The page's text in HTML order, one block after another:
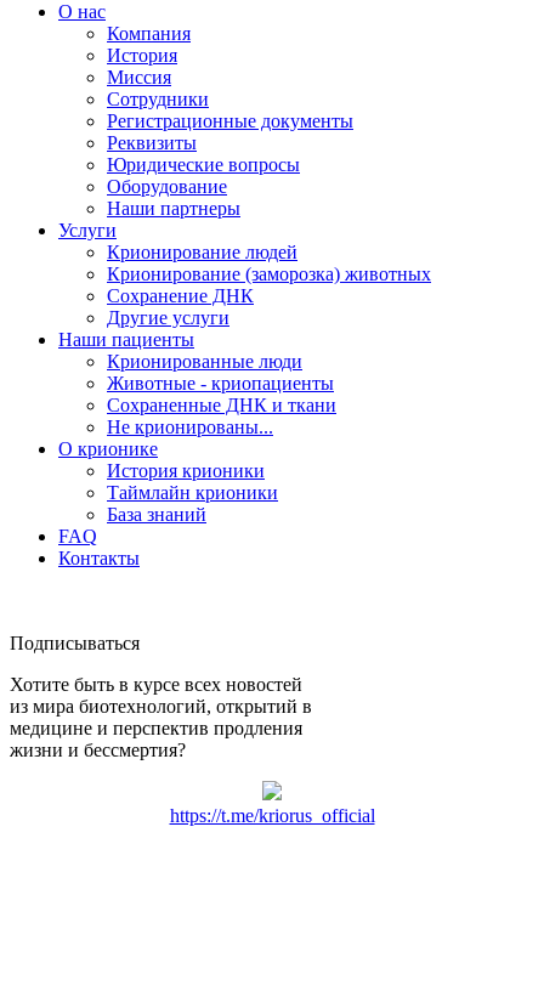
О нас
Компания
История
Миссия
Сотрудники
Регистрационные документы
Реквизиты
Юридические вопросы
Оборудование
Наши партнеры
Услуги
Крионирование людей
Крионирование (заморозка) животных
Сохранение ДНК
Другие услуги
Наши пациенты
Крионированные люди
Животные - криопациенты
Сохраненные ДНК и ткани
Не крионированы...
О крионике
История крионики
Таймлайн крионики
База знаний
FAQ
Контакты
Подписываться
Хотите быть в курсе всех новостей
из мира биотехнологий, открытий в
медицине и перспектив продления
жизни и бессмертия?
https://t.me/kriorus_official